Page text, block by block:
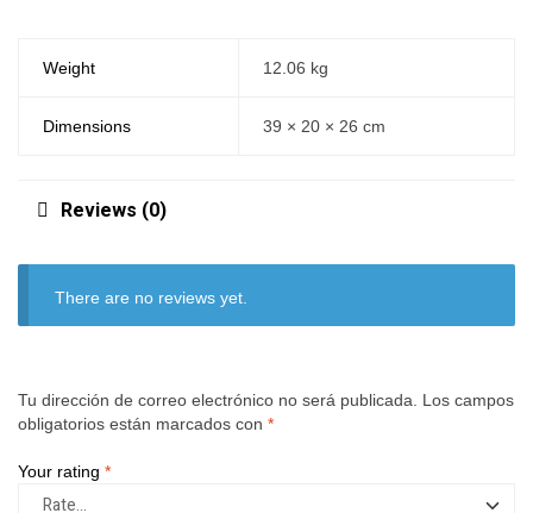
Weight 12.06 kg
Dimensions 39 × 20 × 26 cm
Reviews (0)
There are no reviews yet.
Tu dirección de correo electrónico no será publicada.
Los campos
obligatorios están marcados con *
Your rating *